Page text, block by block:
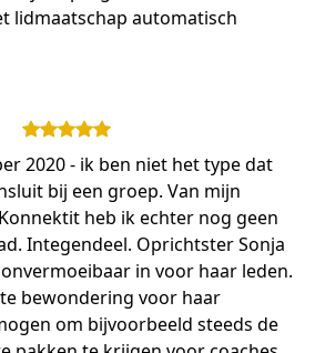
lidmaatschap automatisch
2020 - ik ben niet het type dat
bij een groep. Van mijn
heb ik echter nog geen
Integendeel. Oprichtster Sonja
in voor haar leden.
bewondering voor haar
om bijvoorbeeld steeds de